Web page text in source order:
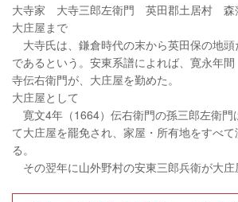
大寺家 大寺三郎左衛門 英田郡土居村 森
大庄屋まで
大寺氏は、鎌倉時代の末から英田保の地
であるという。安東系譜によれば、寛永年
寺伝右衛門が、大庄屋を勤めた。
大庄屋として
寛文4年（1664）伝右衛門の孫三郎左衛門
て大庄屋を罷免され、家屋・所有地をすべ
る。
その翌年に山外野村の安東三郎兵衛が大庄